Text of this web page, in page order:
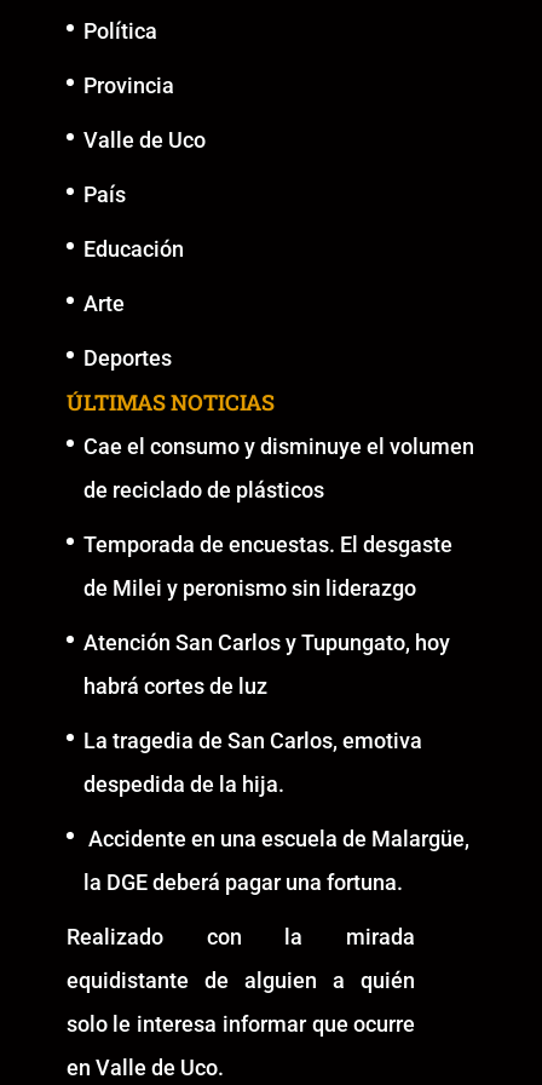
Política
Provincia
Valle de Uco
País
Educación
Arte
Deportes
ÚLTIMAS NOTICIAS
Cae el consumo y disminuye el volumen
de reciclado de plásticos
Temporada de encuestas. El desgaste
de Milei y peronismo sin liderazgo
Atención San Carlos y Tupungato, hoy
habrá cortes de luz
La tragedia de San Carlos, emotiva
despedida de la hija.
Accidente en una escuela de Malargüe,
la DGE deberá pagar una fortuna.
Realizado con la mirada
equidistante de alguien a quién
solo le interesa informar que ocurre
en Valle de Uco.